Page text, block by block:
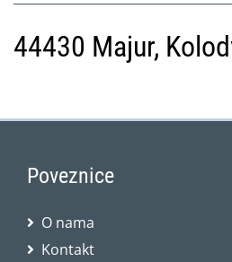
44430 Majur,
Poveznice
O nama
Kontakt